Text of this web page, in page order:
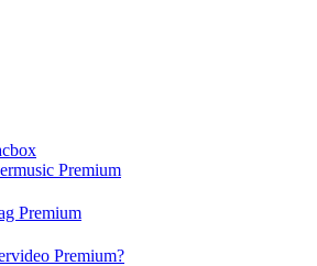
Premium
Premium
Premium?